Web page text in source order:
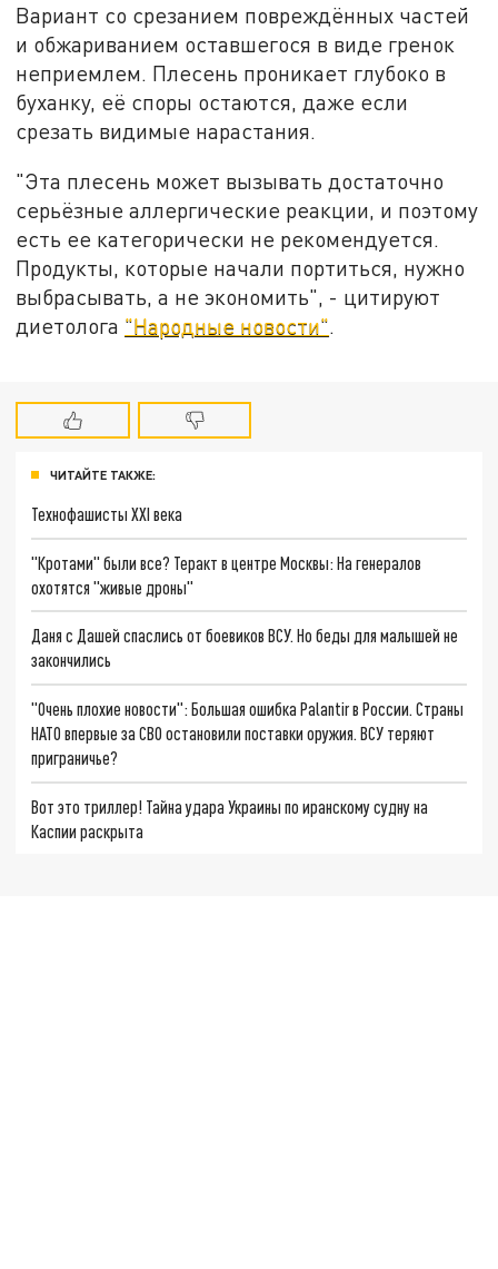
Вариант со срезанием повреждённых частей
и обжариванием оставшегося в виде гренок
неприемлем. Плесень проникает глубоко в
буханку, её споры остаются, даже если
срезать видимые нарастания.
"Эта плесень может вызывать достаточно
серьёзные аллергические реакции, и поэтому
есть ее категорически не рекомендуется.
Продукты, которые начали портиться, нужно
выбрасывать, а не экономить", - цитируют
диетолога "Народные новости".
ЧИТАЙТЕ ТАКЖЕ:
Технофашисты XXI века
"Кротами" были все? Теракт в центре Москвы: На генералов
охотятся "живые дроны"
Даня с Дашей спаслись от боевиков ВСУ. Но беды для малышей не
закончились
"Очень плохие новости": Большая ошибка Palantir в России. Страны
НАТО впервые за СВО остановили поставки оружия. ВСУ теряют
приграничье?
Вот это триллер! Тайна удара Украины по иранскому судну на
Каспии раскрыта